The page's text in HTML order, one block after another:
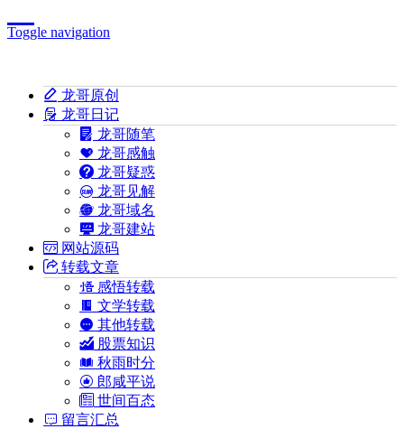
Toggle navigation
龙哥原创
龙哥日记
龙哥随笔
龙哥感触
龙哥疑惑
龙哥见解
龙哥域名
龙哥建站
网站源码
转载文章
感悟转载
文学转载
其他转载
股票知识
秋雨时分
郎咸平说
世间百态
留言汇总